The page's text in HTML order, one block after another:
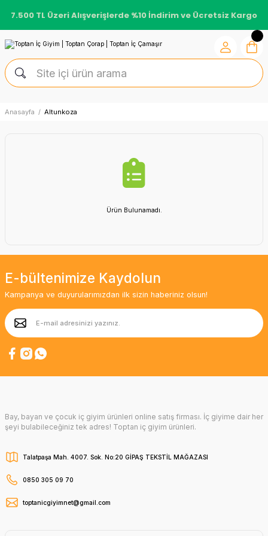
7.500 TL Üzeri Alışverişlerde %10 İndirim ve Ücretsiz Kargo
Anasayfa Altunkoza
Ürün Bulunamadı.
E-bültenimize Kaydolun
Kampanya ve duyurularımızdan ilk sizin haberiniz olsun!
Bay, bayan ve çocuk iç giyim ürünleri online satış firması. İç giyime dair her
şeyi bulabileceğiniz tek adres! Toptan iç giyim ürünleri.
Talatpaşa Mah. 4007. Sok. No:20 GİPAŞ TEKSTİL MAĞAZASI
0850 305 09 70
toptanicgiyimnet@gmail.com